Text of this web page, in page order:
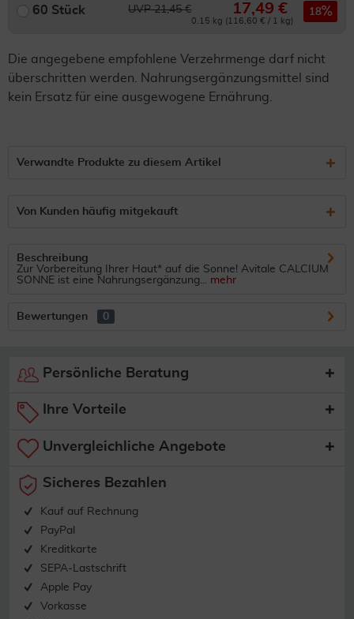
60 Stück UVP 21,45 € 17,49 €
0.15 kg (116,60 € / 1 kg)
18
Die angegebene empfohlene Verzehrmenge darf nicht
überschritten werden. Nahrungsergänzungsmittel sind
kein Ersatz für eine ausgewogene Ernährung.
Verwandte Produkte zu diesem Artikel
Von Kunden häufig mitgekauft
Beschreibung
Zur Vorbereitung Ihrer Haut* auf die Sonne! Avitale CALCIUM
SONNE ist eine Nahrungsergänzung... mehr
Bewertungen 0
Persönliche Beratung
Ihre Vorteile
Unvergleichliche Angebote
Sicheres Bezahlen
Kauf auf Rechnung
PayPal
Kreditkarte
SEPA-Lastschrift
Apple Pay
Vorkasse